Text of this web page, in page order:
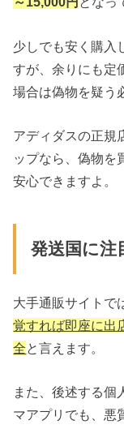
少しでも安く購入
すが、余りにも定
場合は偽物を疑う
アディダスの正規
ップなら、偽物を
安心できますよ。
発送国に注
大手通販サイトで
覚すれば即座に出
全と言えます。
また、後述する個
マアプリでも、悪